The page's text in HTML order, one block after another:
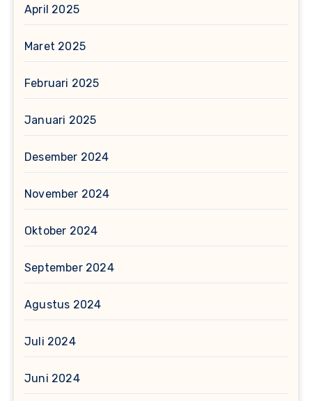
April 2025
Maret 2025
Februari 2025
Januari 2025
Desember 2024
November 2024
Oktober 2024
September 2024
Agustus 2024
Juli 2024
Juni 2024